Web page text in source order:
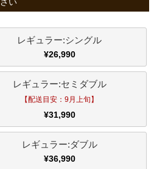
レギュラー:シングル
¥26,990
レギュラー:セミダブル
【配送目安：9月上旬】
¥31,990
レギュラー:ダブル
¥36,990